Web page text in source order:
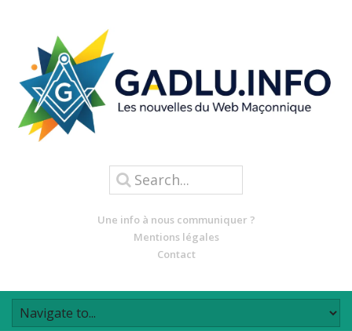
Une info à nous communiquer ?
Mentions légales
Contact